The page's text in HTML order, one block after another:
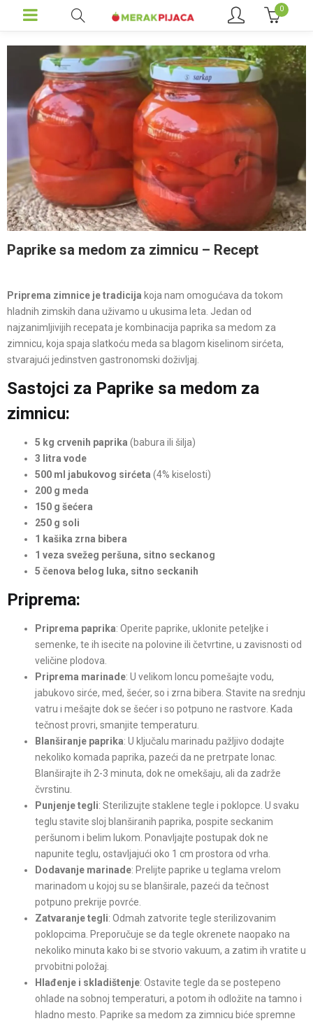
0
Paprike sa medom za zimnicu – Recept
Priprema zimnice je tradicija koja nam omogućava da tokom
hladnih zimskih dana uživamo u ukusima leta. Jedan od
najzanimljivijih recepata je kombinacija paprika sa medom za
zimnicu, koja spaja slatkoću meda sa blagom kiselinom sirćeta,
stvarajući jedinstven gastronomski doživljaj.
Sastojci za Paprike sa medom za
zimnicu:
5 kg crvenih paprika (babura ili šilja)
3 litra vode
500 ml jabukovog sirćeta (4% kiselosti)
200 g meda
150 g šećera
250 g soli
1 kašika zrna bibera
1 veza svežeg peršuna, sitno seckanog
5 čenova belog luka, sitno seckanih
Priprema:
Priprema paprika: Operite paprike, uklonite peteljke i
semenke, te ih isecite na polovine ili četvrtine, u zavisnosti od
veličine plodova.
Priprema marinade: U velikom loncu pomešajte vodu,
jabukovo sirće, med, šećer, so i zrna bibera. Stavite na srednju
vatru i mešajte dok se šećer i so potpuno ne rastvore. Kada
tečnost provri, smanjite temperaturu.
Blanširanje paprika: U ključalu marinadu pažljivo dodajte
nekoliko komada paprika, pazeći da ne pretrpate lonac.
Blanširajte ih 2-3 minuta, dok ne omekšaju, ali da zadrže
čvrstinu.
Punjenje tegli: Sterilizujte staklene tegle i poklopce. U svaku
teglu stavite sloj blanširanih paprika, pospite seckanim
peršunom i belim lukom. Ponavljajte postupak dok ne
napunite teglu, ostavljajući oko 1 cm prostora od vrha.
Dodavanje marinade: Prelijte paprike u teglama vrelom
marinadom u kojoj su se blanširale, pazeći da tečnost
potpuno prekrije povrće.
Zatvaranje tegli: Odmah zatvorite tegle sterilizovanim
poklopcima. Preporučuje se da tegle okrenete naopako na
nekoliko minuta kako bi se stvorio vakuum, a zatim ih vratite u
prvobitni položaj.
Hlađenje i skladištenje: Ostavite tegle da se postepeno
ohlade na sobnoj temperaturi, a potom ih odložite na tamno i
hladno mesto. Paprike sa medom za zimnicu biće spremne